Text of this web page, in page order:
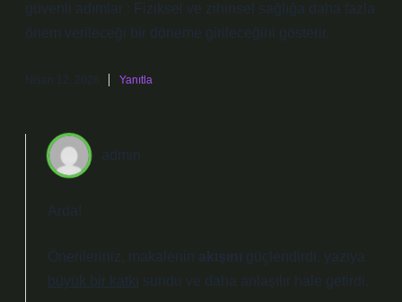
güvenli adımlar : Fiziksel ve zihinsel sağlığa daha fazla
önem verileceği bir döneme girileceğini gösterir.
Nisan 12, 2026 Yanıtla
admin
Arda!
Önerileriniz, makalenin akışını güçlendirdi, yazıya
büyük bir katkı sundu ve daha anlaşılır hale getirdi.